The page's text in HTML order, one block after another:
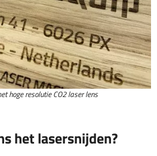
hoge resolutie CO2 laser lens
het lasersnijden?